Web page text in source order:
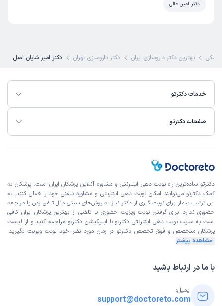
دکتر امین عالی
بهترین دکتر داروسازی ایران دکتر داروسازی تهران دکتر امیر شایان اصل
خدمات دکترتو
صفحات دکترتو
دکترتو ساده‌ترین راه نوبت‌ دهی اینترنتی و مشاوره آنلاین پزشکان ایران است. پزشکان به
کمک دکترتو می‌توانند امکان نوبت دهی اینترنتی و مشاوره تلفنی خود را فعال کنند. به
این ترتیب بیمار برای نوبت گیری از دکتر نیاز به روش‌های سنتی مثل تلفن زدن یا مراجعه
حضوری ندارد. برای گرفتن نوبت ویزیت حضوری یا تلفنی از بهترین پزشکان ایران کافی
است به سایت نوبت دهی اینترنتی دکترتو یا اپلیکیشن دکترتو مراجعه کنید و از لیست
پزشکان متخصص و فوق تخصص دکترتو در زمان مورد نظر خود نوبت ویزیت بگیرید.
مشاهده بیشتر
با ما در ارتباط باشید
ایمیل:
support@doctoreto.com